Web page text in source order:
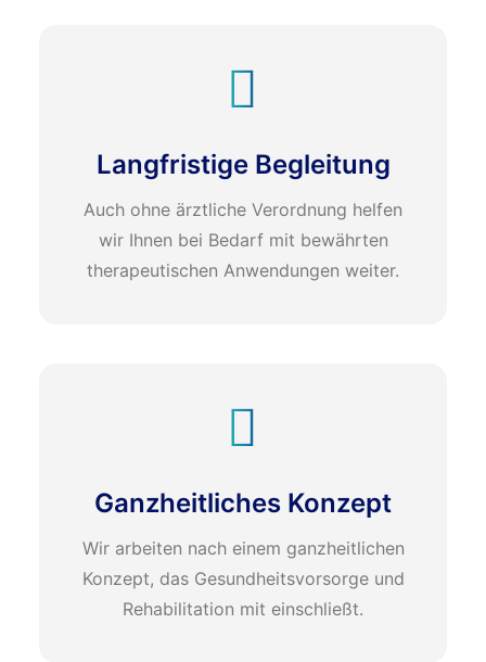
Langfristige Begleitung
Auch ohne ärztliche Verordnung helfen
wir Ihnen bei Bedarf mit bewährten
therapeutischen Anwendungen weiter.
Ganzheitliches Konzept
Wir arbeiten nach einem ganzheitlichen
Konzept, das Gesundheitsvorsorge und
Rehabilitation mit einschließt.